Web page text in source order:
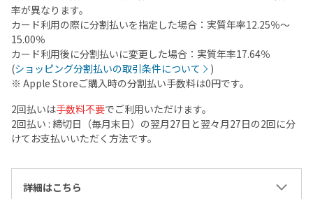
率が異なります。
カード利用の際に分割払いを指定した場合：実質年率12.25％～
15.00％
カード利用後に分割払いに変更した場合：実質年率17.64％
(ショッピング分割払いの取引条件について
)
※ Apple Storeご購入時の分割払い手数料は0円です。
2回払いは手数料不要でご利用いただけます。
2回払い : 締切日（毎月末日）の翌月27日と翌々月27日の2回に分
けてお支払いいただく方法です。
詳細はこちら